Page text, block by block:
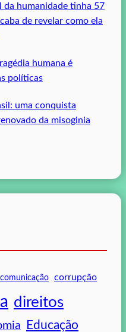
da humanidade tinha 57
de revelar como ela
humana é
políticas
uma conquista
da misoginia
comunicação corrupção
direitos
Educação